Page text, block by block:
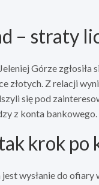
– straty
Górze
złotych. Z relacji
się pod
z konta bankowego.
krok po
wysłanie do